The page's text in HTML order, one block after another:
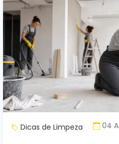
Dicas de Limpeza 04